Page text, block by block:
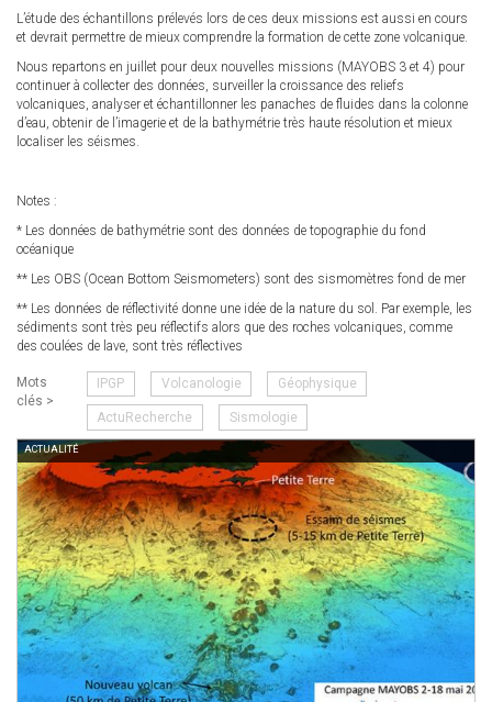
L’étude des échantillons prélevés lors de ces deux missions est aussi en cours
et devrait permettre de mieux comprendre la formation de cette zone volcanique.
Nous repartons en juillet pour deux nouvelles missions (MAYOBS 3 et 4) pour
continuer à collecter des données, surveiller la croissance des reliefs
volcaniques, analyser et échantillonner les panaches de fluides dans la colonne
d’eau, obtenir de l’imagerie et de la bathymétrie très haute résolution et mieux
localiser les séismes.
Notes :
* Les données de bathymétrie sont des données de topographie du fond
océanique
** Les OBS (Ocean Bottom Seismometers) sont des sismomètres fond de mer
** Les données de réflectivité donne une idée de la nature du sol. Par exemple, les
sédiments sont très peu réflectifs alors que des roches volcaniques, comme
des coulées de lave, sont très réflectives
Mots
clés >
IPGP Volcanologie Géophysique
ActuRecherche Sismologie
ACTUALITÉ